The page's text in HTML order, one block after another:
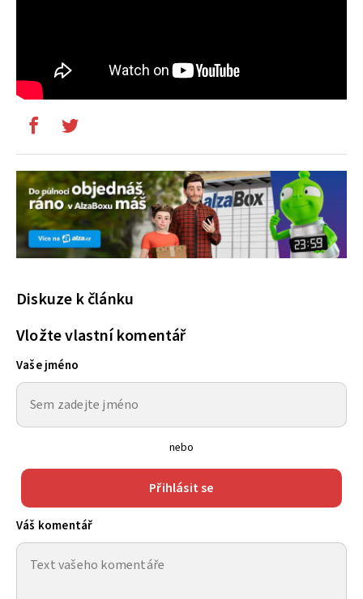
Diskuze k článku
Vložte vlastní komentář
Vaše jméno
nebo
Přihlásit se
Váš komentář